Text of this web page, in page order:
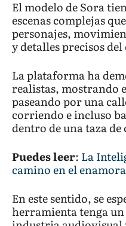
El modelo de Sora
escenas complejas
personajes,
y detalles precisos
La plataforma ha
realistas, mostrando
paseando por una
corriendo e incluso
dentro de una taza de
Puedes leer: La
camino en el
En este sentido, se
herramienta tenga